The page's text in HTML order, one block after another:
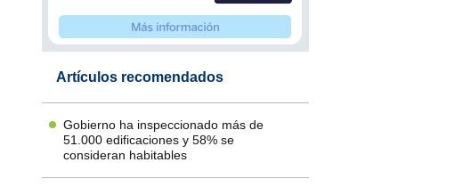
Artículos recomendados
Gobierno ha inspeccionado más de
51.000 edificaciones y 58% se
consideran habitables